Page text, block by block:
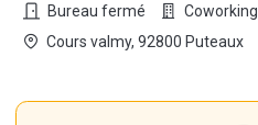
Bureau fermé
Coworking
Cours valmy, 92800 Puteaux